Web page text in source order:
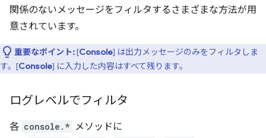
関係のないメッセージをフィルタするさまざまな方法が用
意されています。
重要なポイント:[Console] は出力メッセージのみをフィルタしま
す。[Console] に入力した内容はすべて残ります。
ログレベルでフィルタ
各 console.* メソッドに